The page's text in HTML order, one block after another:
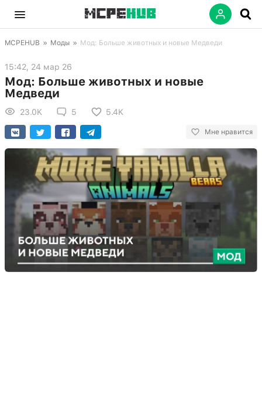
MCPEHUB » Моды » Мод: Больше животных и новые Медведи
15:42, 24 мар 26
Мод: Больше животных и новые
Медведи
23.0K 5 5.4K
Мне нравится